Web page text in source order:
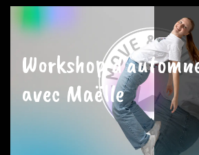
Workshop
avec Maëlle